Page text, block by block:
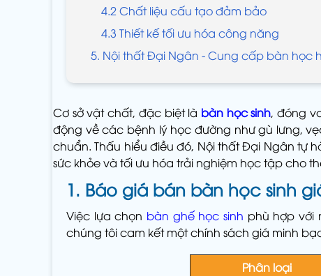
4.2 Chất liệu cấu tạo đảm bảo
4.3 Thiết kế tối ưu hóa công năng
5. Nội thất Đại Ngân - Cung cấp bàn học
Cơ sở vật chất, đặc biệt là bàn học sinh, đóng
động về các bệnh lý học đường như gù lưng,
chuẩn. Thấu hiểu điều đó, Nội thất Đại Ngân tự
sức khỏe và tối ưu hóa trải nghiệm học tập cho
1. Báo giá bán bàn học sinh
Việc lựa chọn bàn ghế học sinh phù hợp với
chúng tôi cam kết một chính sách giá minh
Phân loại